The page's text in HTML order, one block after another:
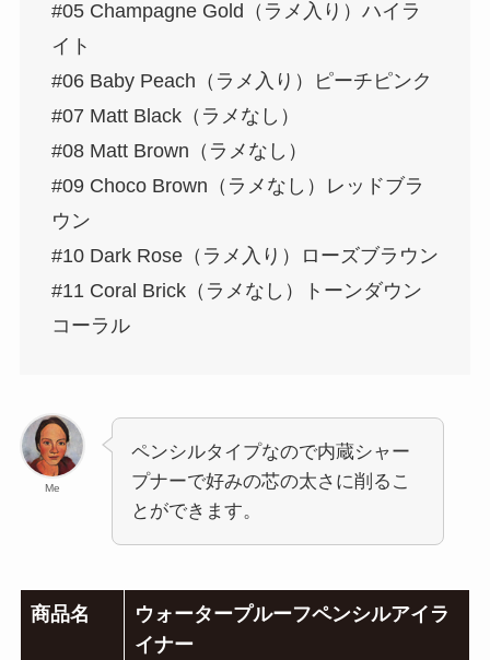
#05 Champagne Gold（ラメ入り）ハイラ
イト
#06 Baby Peach（ラメ入り）ピーチピンク
#07 Matt Black（ラメなし）
#08 Matt Brown（ラメなし）
#09 Choco Brown（ラメなし）レッドブラ
ウン
#10 Dark Rose（ラメ入り）ローズブラウン
#11 Coral Brick（ラメなし）トーンダウン
コーラル
Me
ペンシルタイプなので内蔵シャー
プナーで好みの芯の太さに削るこ
とができます。
商品名
ウォータープルーフペンシルアイラ
イナー